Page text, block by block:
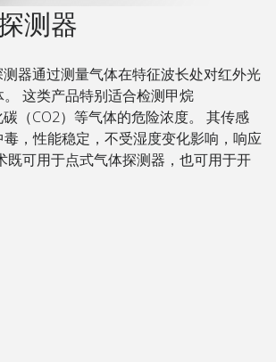
测器​
器通过测量气体在特征波长处对红外光
这类产品特别适合检测甲烷
碳（CO2）等气体的危险浓度。 其传感
，性能稳定，不受湿度变化影响，响应
既可用于点式气体探测器，也可用于开